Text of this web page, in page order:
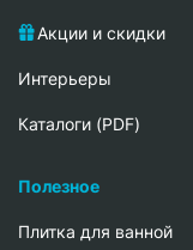
Акции и скидки
Интерьеры
Каталоги (PDF)
Полезное
Плитка для ванной